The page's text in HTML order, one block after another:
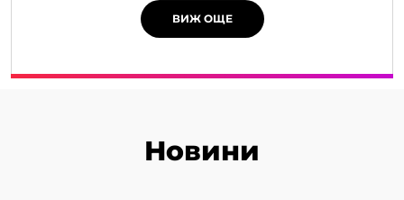
ВИЖ ОЩЕ
Новини